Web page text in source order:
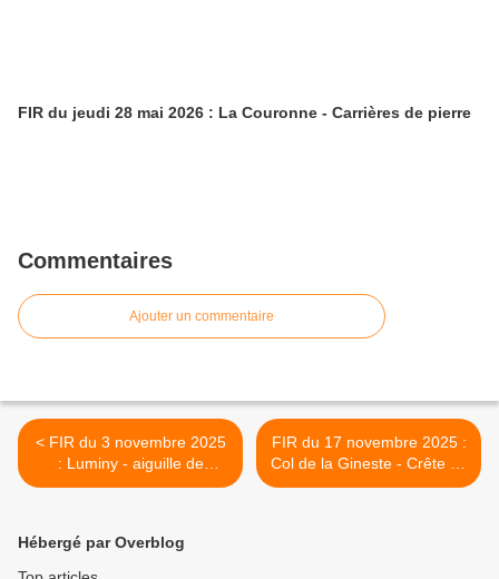
FIR du jeudi 28 mai 2026 : La Couronne - Carrières de pierre
Commentaires
Ajouter un commentaire
< FIR du 3 novembre 2025
: Luminy - aiguille de
guillemin la grande candelle
FIR du 17 novembre 2025 :
Col de la Gineste - Crête de
l'Estret Vallon de la Gineste
Hébergé par Overblog